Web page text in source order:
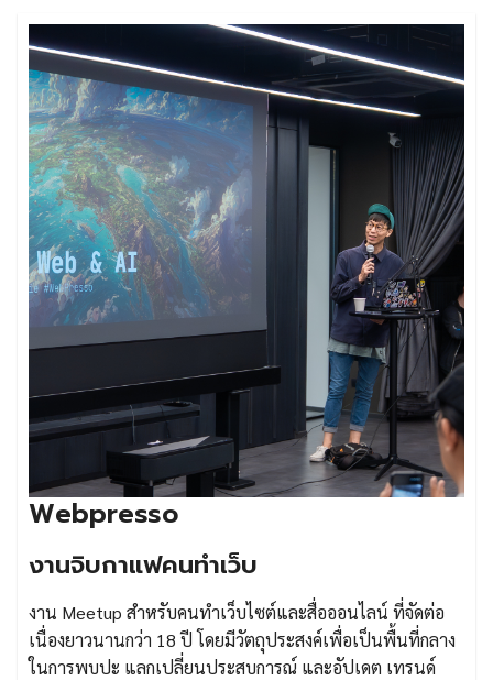
Webpresso
งานจิบกาแฟคนทำเว็บ
งาน Meetup สำหรับคนทำเว็บไซต์และสื่อออนไลน์ ที่จัดต่อ
เนื่องยาวนานกว่า 18 ปี โดยมีวัตถุประสงค์เพื่อเป็นพื้นที่กลาง
ในการพบปะ แลกเปลี่ยนประสบการณ์ และอัปเดต เทรนด์